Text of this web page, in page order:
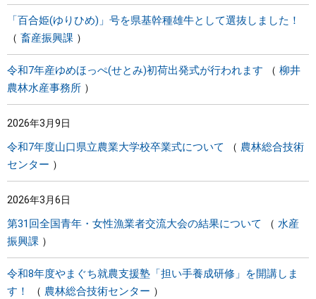
「百合姫(ゆりひめ)」号を県基幹種雄牛として選抜しました！
畜産振興課
令和7年産ゆめほっぺ(せとみ)初荷出発式が行われます
柳井
農林水産事務所
2026年3月9日
令和7年度山口県立農業大学校卒業式について
農林総合技術
センター
2026年3月6日
第31回全国青年・女性漁業者交流大会の結果について
水産
振興課
令和8年度やまぐち就農支援塾「担い手養成研修」を開講しま
す！
農林総合技術センター